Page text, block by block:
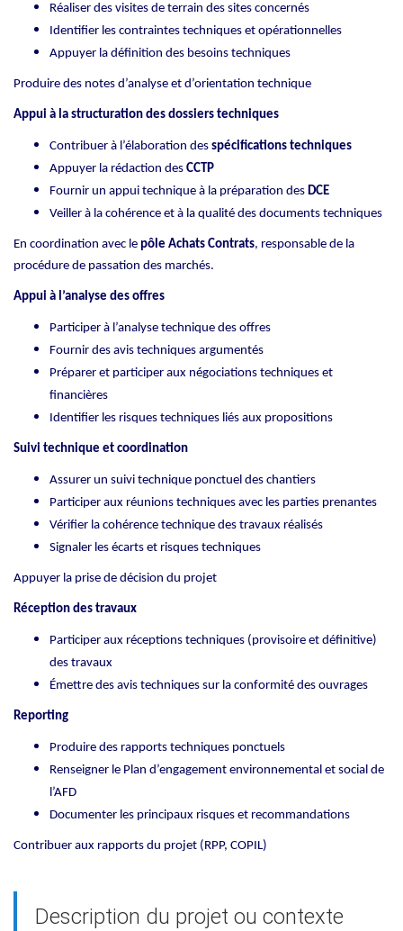
Réaliser des visites de terrain des sites concernés
Identifier les contraintes techniques et opérationnelles
Appuyer la définition des besoins techniques
Produire des notes d’analyse et d’orientation technique
Appui à la structuration des dossiers techniques
Contribuer à l’élaboration des spécifications techniques
Appuyer la rédaction des CCTP
Fournir un appui technique à la préparation des DCE
Veiller à la cohérence et à la qualité des documents techniques
En coordination avec le pôle Achats Contrats, responsable de la
procédure de passation des marchés.
Appui à l’analyse des offres
Participer à l’analyse technique des offres
Fournir des avis techniques argumentés
Préparer et participer aux négociations techniques et
financières
Identifier les risques techniques liés aux propositions
Suivi technique et coordination
Assurer un suivi technique ponctuel des chantiers
Participer aux réunions techniques avec les parties prenantes
Vérifier la cohérence technique des travaux réalisés
Signaler les écarts et risques techniques
Appuyer la prise de décision du projet
Réception des travaux
Participer aux réceptions techniques (provisoire et définitive)
des travaux
Émettre des avis techniques sur la conformité des ouvrages
Reporting
Produire des rapports techniques ponctuels
Renseigner le Plan d’engagement environnemental et social de
l’AFD
Documenter les principaux risques et recommandations
Contribuer aux rapports du projet (RPP, COPIL)
Description du projet ou contexte